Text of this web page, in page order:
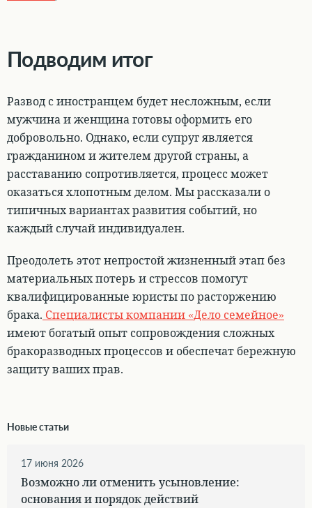
Подводим итог
Развод с иностранцем будет несложным, если
мужчина и женщина готовы оформить его
добровольно. Однако, если супруг является
гражданином и жителем другой страны, а
расставанию сопротивляется, процесс может
оказаться хлопотным делом. Мы рассказали о
типичных вариантах развития событий, но
каждый случай индивидуален.
Преодолеть этот непростой жизненный этап без
материальных потерь и стрессов помогут
квалифицированные юристы по расторжению
брака. Специалисты компании «Дело семейное»
имеют богатый опыт сопровождения сложных
бракоразводных процессов и обеспечат бережную
защиту ваших прав.
Новые статьи
17 июня 2026
Возможно ли отменить усыновление:
основания и порядок действий